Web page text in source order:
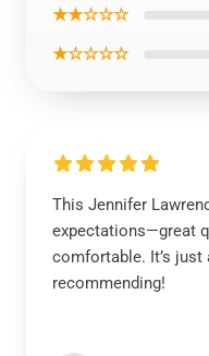
★★☆☆☆
★☆☆☆☆
This Jennifer
expectations—great
comfortable. It’s
recommending!